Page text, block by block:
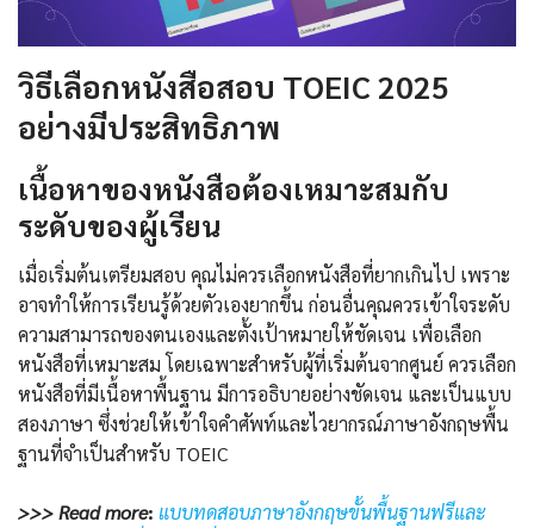
วิธีเลือกหนังสือสอบ TOEIC 2025
อย่างมีประสิทธิภาพ
เนื้อหาของหนังสือต้องเหมาะสมกับ
ระดับของผู้เรียน
เมื่อเริ่มต้นเตรียมสอบ คุณไม่ควรเลือกหนังสือที่ยากเกินไป เพราะ
อาจทำให้การเรียนรู้ด้วยตัวเองยากขึ้น ก่อนอื่นคุณควรเข้าใจระดับ
ความสามารถของตนเองและตั้งเป้าหมายให้ชัดเจน เพื่อเลือก
หนังสือที่เหมาะสม โดยเฉพาะสำหรับผู้ที่เริ่มต้นจากศูนย์ ควรเลือก
หนังสือที่มีเนื้อหาพื้นฐาน มีการอธิบายอย่างชัดเจน และเป็นแบบ
สองภาษา ซึ่งช่วยให้เข้าใจคำศัพท์และไวยากรณ์ภาษาอังกฤษพื้น
ฐานที่จำเป็นสำหรับ TOEIC
>>> Read more: แบบทดสอบภาษาอังกฤษขั้นพื้นฐานฟรีและ